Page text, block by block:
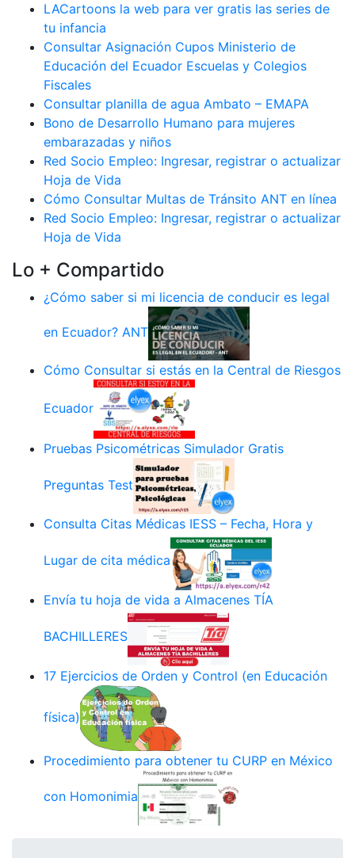
LACartoons la web para ver gratis las series de
tu infancia
Consultar Asignación Cupos Ministerio de
Educación del Ecuador Escuelas y Colegios
Fiscales
Consultar planilla de agua Ambato – EMAPA
Bono de Desarrollo Humano para mujeres
embarazadas y niños
Red Socio Empleo: Ingresar, registrar o actualizar
Hoja de Vida
Cómo Consultar Multas de Tránsito ANT en línea
Red Socio Empleo: Ingresar, registrar o actualizar
Hoja de Vida
Lo + Compartido
¿Cómo saber si mi licencia de conducir es legal
en Ecuador? ANT
Cómo Consultar si estás en la Central de Riesgos
Ecuador
Pruebas Psicométricas Simulador Gratis
Preguntas Test
Consulta Citas Médicas IESS – Fecha, Hora y
Lugar de cita médica
Envía tu hoja de vida a Almacenes TÍA
BACHILLERES
17 Ejercicios de Orden y Control (en Educación
física)
Procedimiento para obtener tu CURP en México
con Homonimia